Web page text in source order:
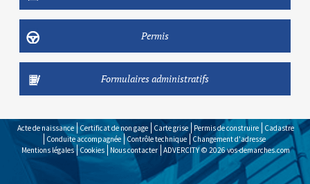
Permis
Formulaires administratifs
Acte de naissance Certificat de non gage Carte grise Permis de construire
Cadastre
Conduite accompagnée Contrôle technique
Changement d'adresse
Mentions légales
Cookies Nous contacter ADVERCITY © 2026vos-demarches.com